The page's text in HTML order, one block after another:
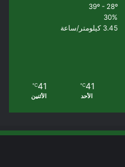
39º - 28º
30%
3.45 كيلومتر/ساعة
41
℃
الأحد
41
℃
الأثنين